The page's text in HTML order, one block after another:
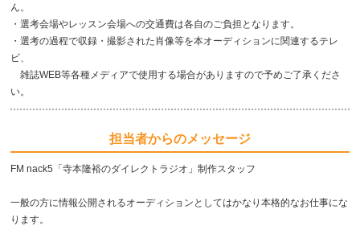
ん。
・選考会場やレッスン会場への交通費は各自のご負担となります。
・選考の過程で収録・撮影された肖像等を本オーディションに関連するテレ
ビ、
雑誌WEB等各種メディアで使用する場合がありますので予めご了承くださ
い。
担当者からのメッセージ
FM nack5「寺本隆裕のダイレクトラジオ」制作スタッフ
一般の方に情報公開されるオーディションとしてはかなり本格的なお仕事にな
ります。